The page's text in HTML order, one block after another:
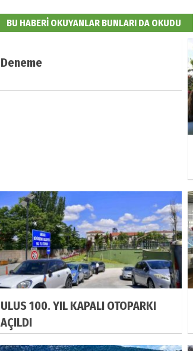
BU HABERİ OKUYANLAR BUNLARI DA OKUDU
Deneme
ULUS 100. YIL KAPALI OTOPARKI
AÇILDI